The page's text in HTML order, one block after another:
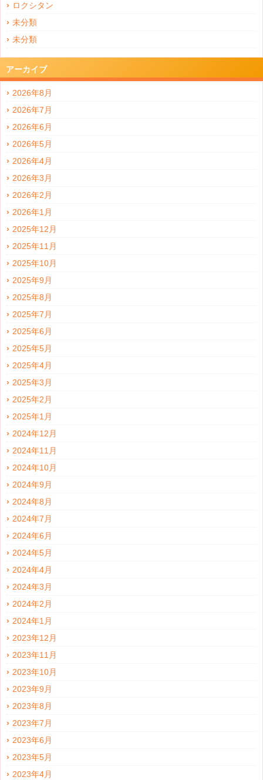
ロクシタン
未分類
未分類
アーカイブ
2026年8月
2026年7月
2026年6月
2026年5月
2026年4月
2026年3月
2026年2月
2026年1月
2025年12月
2025年11月
2025年10月
2025年9月
2025年8月
2025年7月
2025年6月
2025年5月
2025年4月
2025年3月
2025年2月
2025年1月
2024年12月
2024年11月
2024年10月
2024年9月
2024年8月
2024年7月
2024年6月
2024年5月
2024年4月
2024年3月
2024年2月
2024年1月
2023年12月
2023年11月
2023年10月
2023年9月
2023年8月
2023年7月
2023年6月
2023年5月
2023年4月